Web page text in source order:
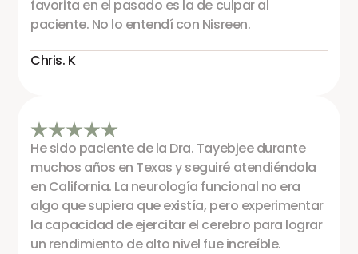
favorita en el pasado es la de culpar al
paciente. No lo entendí con Nisreen.
Chris. K
He sido paciente de la Dra. Tayebjee durante
muchos años en Texas y seguiré atendiéndola
en California. La neurología funcional no era
algo que supiera que existía, pero experimentar
la capacidad de ejercitar el cerebro para lograr
un rendimiento de alto nivel fue increíble.